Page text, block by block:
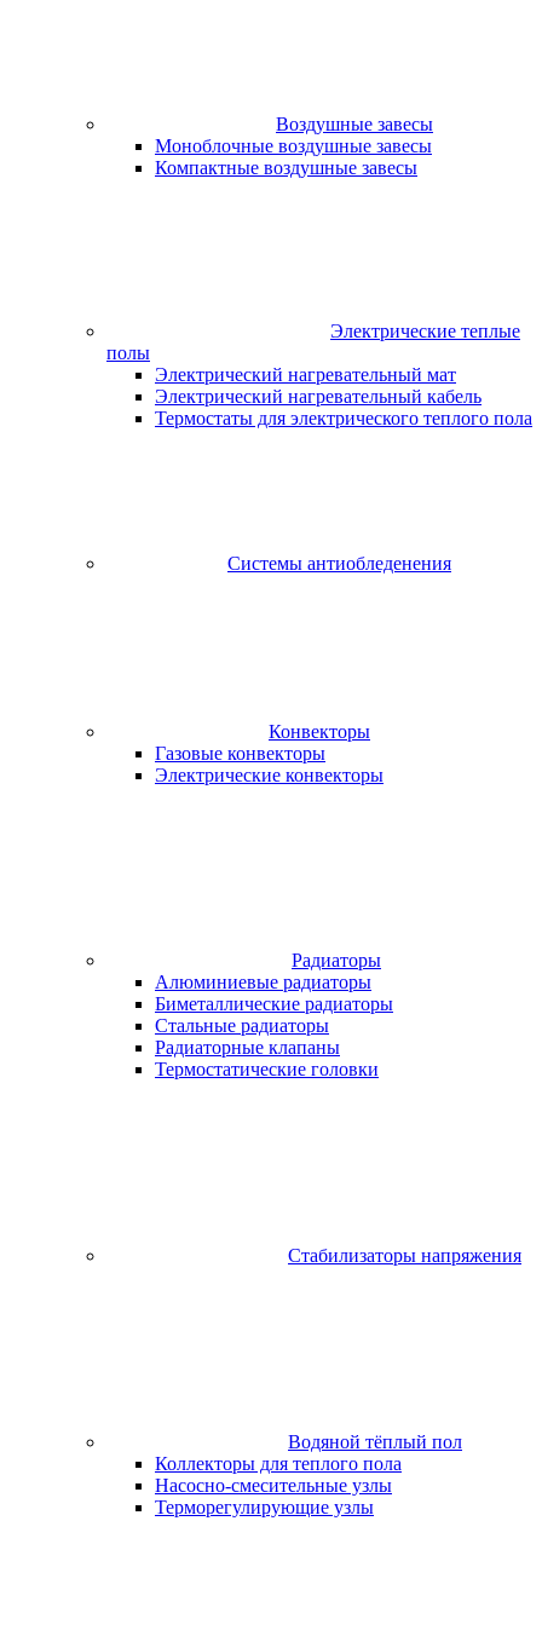
Воздушные завесы
Моноблочные воздушные завесы
Компактные воздушные завесы
Электрические теплые
полы
Электрический нагревательный мат
Электрический нагревательный кабель
Термостаты для электрического теплого пола
Системы антиобледенения
Конвекторы
Газовые конвекторы
Электрические конвекторы
Радиаторы
Алюминиевые радиаторы
Биметаллические радиаторы
Стальные радиаторы
Радиаторные клапаны
Термостатические головки
Стабилизаторы напряжения
Водяной тёплый пол
Коллекторы для теплого пола
Насосно-смесительные узлы
Терморегулирующие узлы